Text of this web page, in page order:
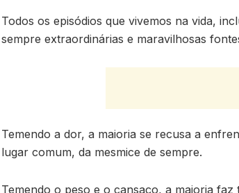
Todos os episódios que vivemos na vida,
sempre extraordinárias e maravilhosas
Temendo a dor, a maioria se recusa a
lugar comum, da mesmice de sempre.
Temendo o peso e o cansaço, a maioria